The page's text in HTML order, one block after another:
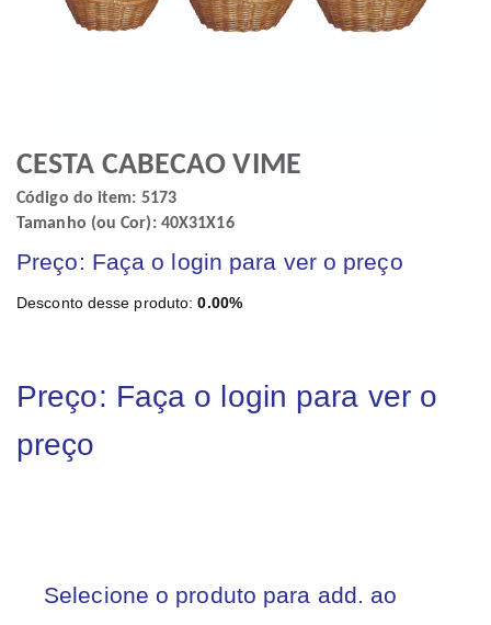
CESTA CABECAO VIME
Código do item: 5173
Tamanho (ou Cor): 40X31X16
Preço: Faça o login para ver o preço
Desconto desse produto:0.00%
Preço: Faça o login para ver o
preço
Selecione o produto para add. ao